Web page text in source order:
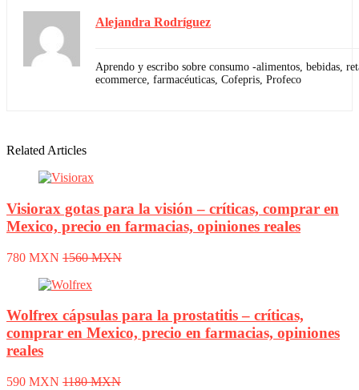
Alejandra Rodríguez
Aprendo y escribo sobre consumo -alimentos, bebidas,
ecommerce, farmacéuticas, Cofepris, Profeco
Related Articles
Visiorax gotas para la visión – críticas, comprar en
Mexico, precio en farmacias, opiniones reales
780 MXN 1560 MXN
Wolfrex cápsulas para la prostatitis – críticas,
comprar en Mexico, precio en farmacias, opiniones
reales
590 MXN 1180 MXN